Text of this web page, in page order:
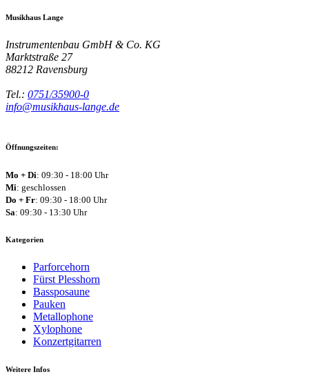
Musikhaus Lange
Instrumentenbau GmbH & Co. KG
Marktstraße 27
88212 Ravensburg
Tel.: 0751/35900-0
info@musikhaus-lange.de
Öffnungszeiten:
Mo + Di: 09:30 - 18:00 Uhr
Mi: geschlossen
Do + Fr: 09:30 - 18:00 Uhr
Sa: 09:30 - 13:30 Uhr
Kategorien
Parforcehorn
Fürst Plesshorn
Bassposaune
Pauken
Metallophone
Xylophone
Konzertgitarren
Weitere Infos